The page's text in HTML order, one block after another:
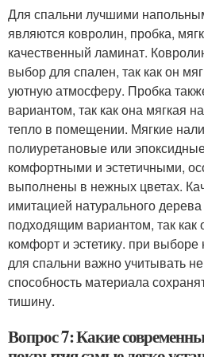
Для спальни лучшими
являются ковролин, пробка,
качественный ламинат.
выбор для спален, так как он
уютную атмосферу. Пробка
вариантом, так как она мягкая
тепло в помещении. Мягкие
полиуретановые или
комфортными и эстетичными,
выполнены в нежных цветах.
имитацией натурального
подходящим вариантом, так как
комфорт и эстетику. при
для спальни важно учитывать
способность материала
тишину.
Вопрос 7: Какие